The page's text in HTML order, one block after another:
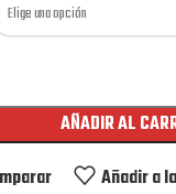
AÑADIR AL
Añadir a